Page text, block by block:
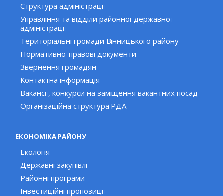
Структура адміністрації
Управління та відділи районної державної
адміністрації
Територіальні громади Вінницького району
Нормативно-правові документи
Звернення громадян
Контактна інформація
Вакансії, конкурси на заміщення вакантних посад
Організаційна структура РДА
ЕКОНОМІКА РАЙОНУ
Екологія
Державні закупівлі
Районні програми
Інвестиційні пропозиції